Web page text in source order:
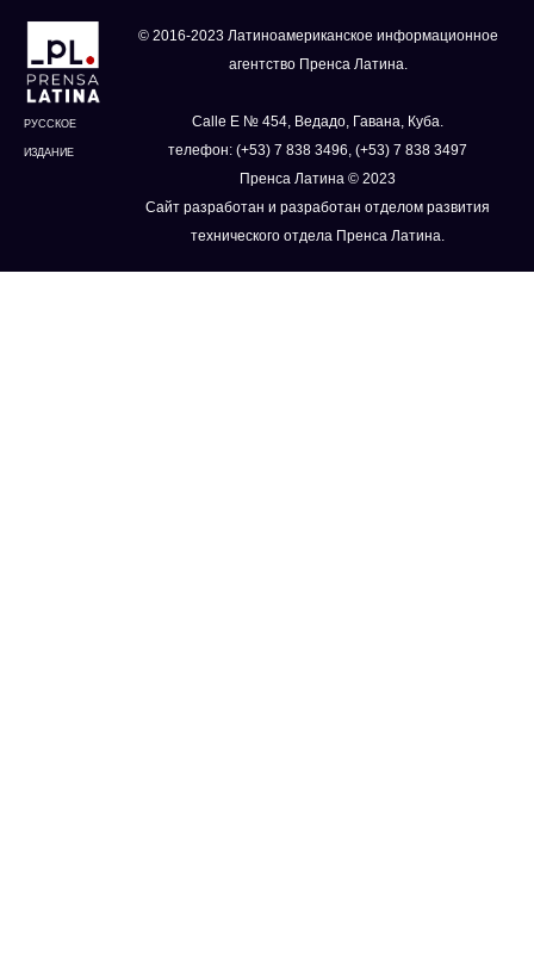
РУССКОЕ
ИЗДАНИЕ
© 2016-2023 Латиноамериканское информационное
агентство Пренса Латина.
Calle E № 454, Ведадо, Гавана, Куба.
телефон: (+53) 7 838 3496, (+53) 7 838 3497
Пренса Латина © 2023
Сайт разработан и разработан отделом развития
технического отдела Пренса Латина.